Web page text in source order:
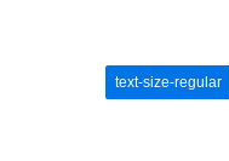
text-size-regular